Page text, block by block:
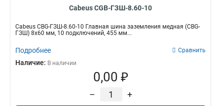
Cabeus CGB-ГЗШ-8.60-10
Cabeus CBG-ГЗШ-8.60-10 Главная шина заземления медная (CBG-
ГЗШ) 8х60 мм, 10 подключений, 455 мм...
Подробнее Сравнить
Наличие: В наличии
0,00 ₽
– +